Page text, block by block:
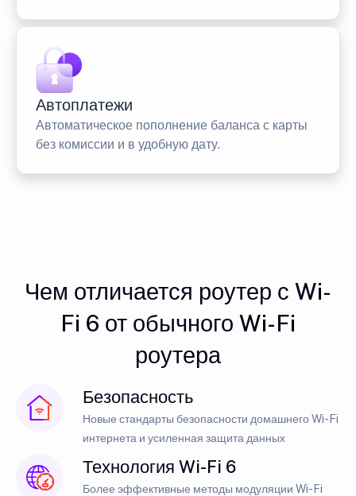
Автоплатежи
Автоматическое пополнение баланса с карты
без комиссии и в удобную дату.
Чем отличается роутер с Wi-
Fi 6 от обычного Wi-Fi
роутера
Безопасность
Новые стандарты безопасности домашнего Wi-Fi
интернета и усиленная защита данных
Технология Wi-Fi 6
Более эффективные методы модуляции Wi-Fi